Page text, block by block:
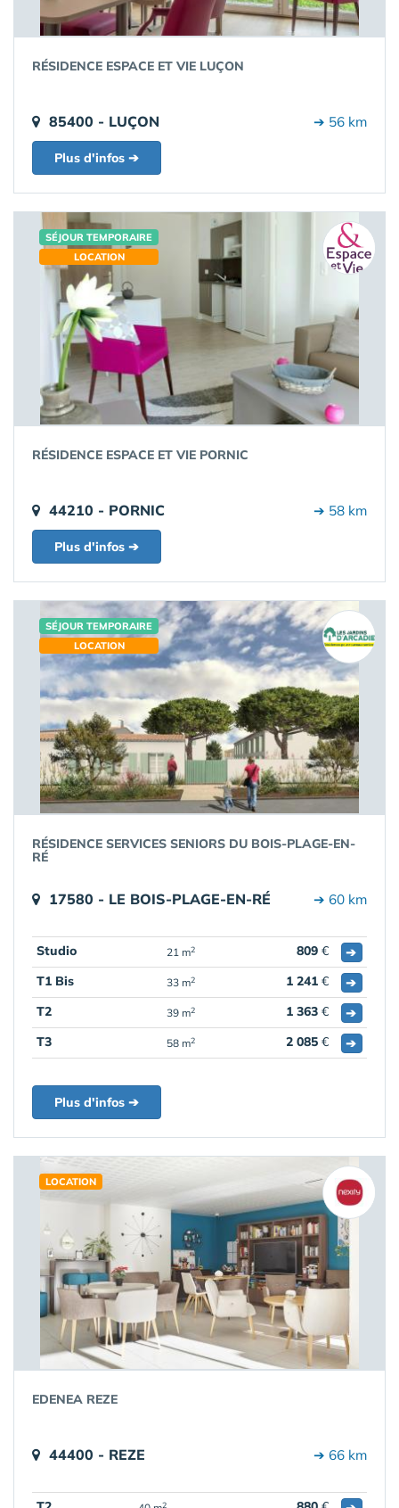
RÉSIDENCE ESPACE ET VIE LUÇON
85400 - LUÇON ➔ 56 km
Plus d'infos ➔
SÉJOUR TEMPORAIRE
LOCATION
RÉSIDENCE ESPACE ET VIE PORNIC
44210 - PORNIC ➔ 58 km
Plus d'infos ➔
SÉJOUR TEMPORAIRE
LOCATION
RÉSIDENCE SERVICES SENIORS DU BOIS-PLAGE-EN-
RÉ
17580 - LE BOIS-PLAGE-EN-RÉ ➔ 60 km
Studio 21 m2 809 €
➔
T1 Bis
33 m2 1 241 €
➔
T2
39 m2 1 363 €
➔
T3
58 m2 2 085 € ➔
Plus d'infos ➔
LOCATION
EDENEA REZE
44400 - REZE ➔ 66 km
2